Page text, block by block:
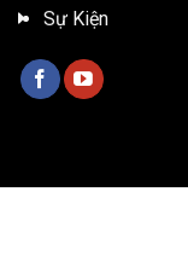
Sự Kiện